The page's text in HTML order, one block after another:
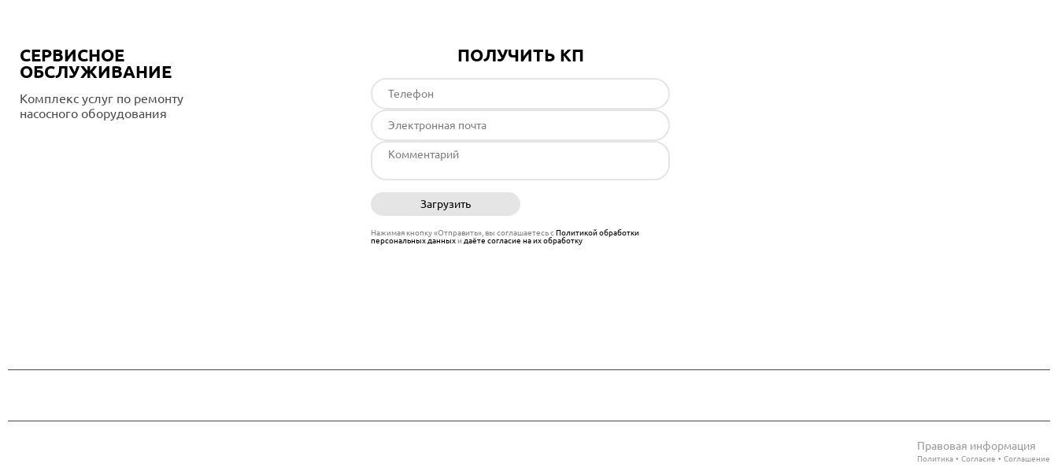
СЕРВИСНОЕ
ОБСЛУЖИВАНИЕ
Комплекс услуг по ремонту
насосного оборудования
ПОЛУЧИТЬ КП
Загрузить
Нажимая кнопку «Отправить», вы соглашаетесь сПолитикой обработки
персональных данныхи даёте согласие на их обработку
Правовая информация
Политика Согласие Соглашение